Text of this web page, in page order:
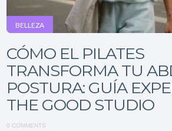
BELLEZA
CÓMO EL PILATES
TRANSFORMA TU
POSTURA: GUÍA
THE GOOD STUDIO
0 COMMENTS